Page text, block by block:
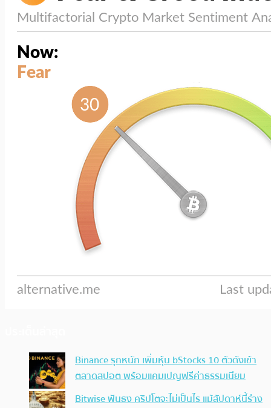
Binance รุกหนัก เพิ่มหุ้น bStocks 10 ตัวดังเข้า
ตลาดสปอต พร้อมแคมเปญฟรีค่าธรรมเนียม
Bitwise ฟันธง คริปโตจะไม่เป็นไร แม้สัปดาห์นี้ร่าง